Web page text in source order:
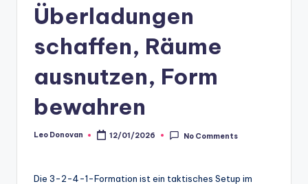
Überladungen
schaffen, Räume
ausnutzen, Form
bewahren
Posted
Leo Donovan 12/01/2026 No Comments
Die 3-2-4-1-Formation ist ein taktisches Setup im